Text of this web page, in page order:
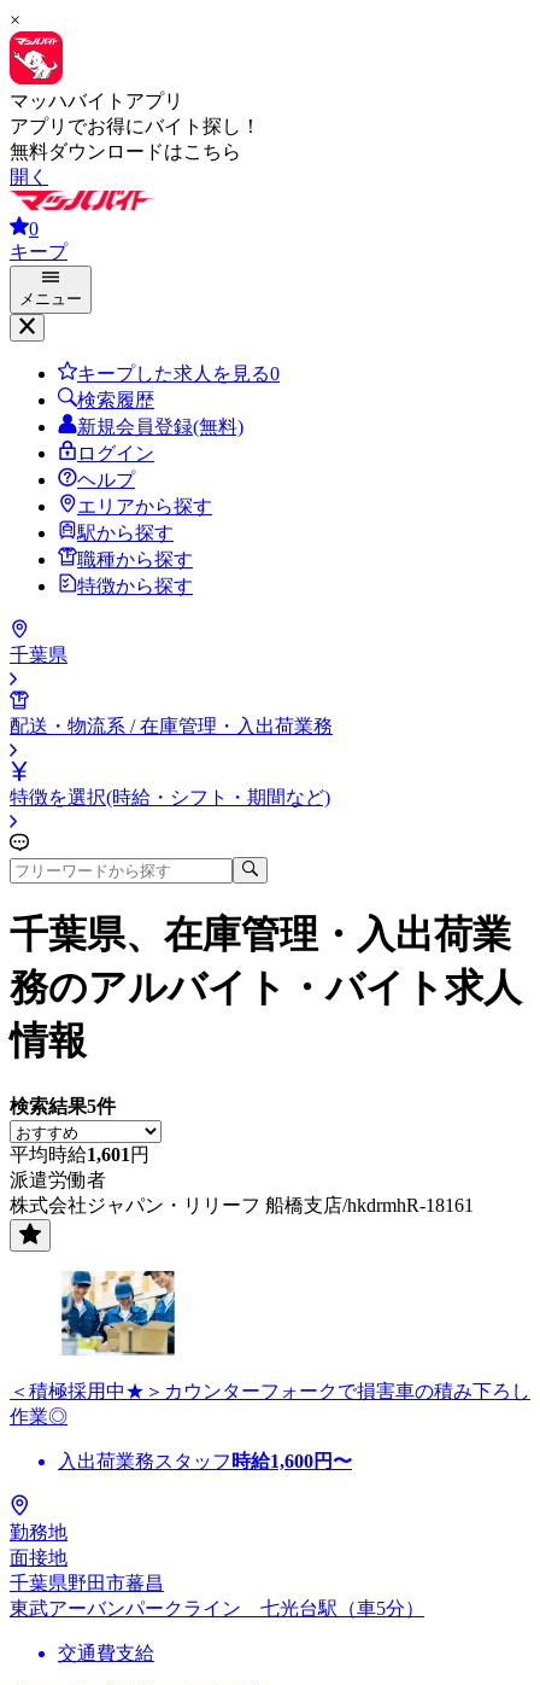
×
マッハバイトアプリ
アプリでお得にバイト探し！
無料ダウンロードはこちら
開く
0
キープ
メニュー
キープした求人を見る0
検索履歴
新規会員登録(無料)
ログイン
ヘルプ
エリアから探す
駅から探す
職種から探す
特徴から探す
千葉県
配送・物流系 / 在庫管理・入出荷業務
特徴を選択(時給・シフト・期間など)
千葉県、在庫管理・入出荷業
務のアルバイト・バイト求人
情報
検索結果5件
平均時給1,601 円
派遣労働者
株式会社ジャパン・リリーフ 船橋支店/hkdrmhR-18161
＜積極採用中★＞カウンターフォークで損害車の積み下ろし
作業◎
入出荷業務スタッフ 時給1,600円〜
勤務地
面接地
千葉県野田市蕃昌
東武アーバンパークライン 七光台駅（車5分）
交通費支給